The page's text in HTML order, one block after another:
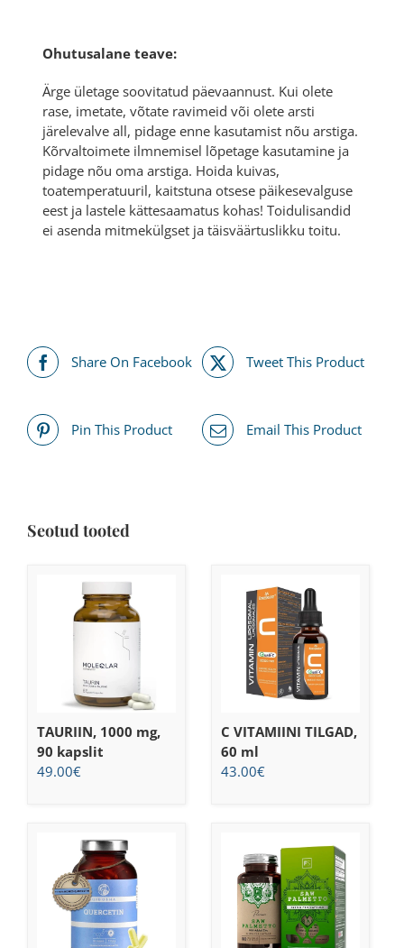
Ohutusalane teave:
Ärge ületage soovitatud päevaannust. Kui olete
rase, imetate, võtate ravimeid või olete arsti
järelevalve all, pidage enne kasutamist nõu arstiga.
Kõrvaltoimete ilmnemisel lõpetage kasutamine ja
pidage nõu oma arstiga. Hoida kuivas,
toatemperatuuril, kaitstuna otsese päikesevalguse
eest ja lastele kättesaamatus kohas! Toidulisandid
ei asenda mitmekülgset ja täisväärtuslikku toitu.
Share On Facebook Tweet This Product
Pin This Product Email This Product
Seotud tooted
TAURIIN, 1000 mg,
90 kapslit
49.00€
C VITAMIINI TILGAD,
60 ml
43.00€